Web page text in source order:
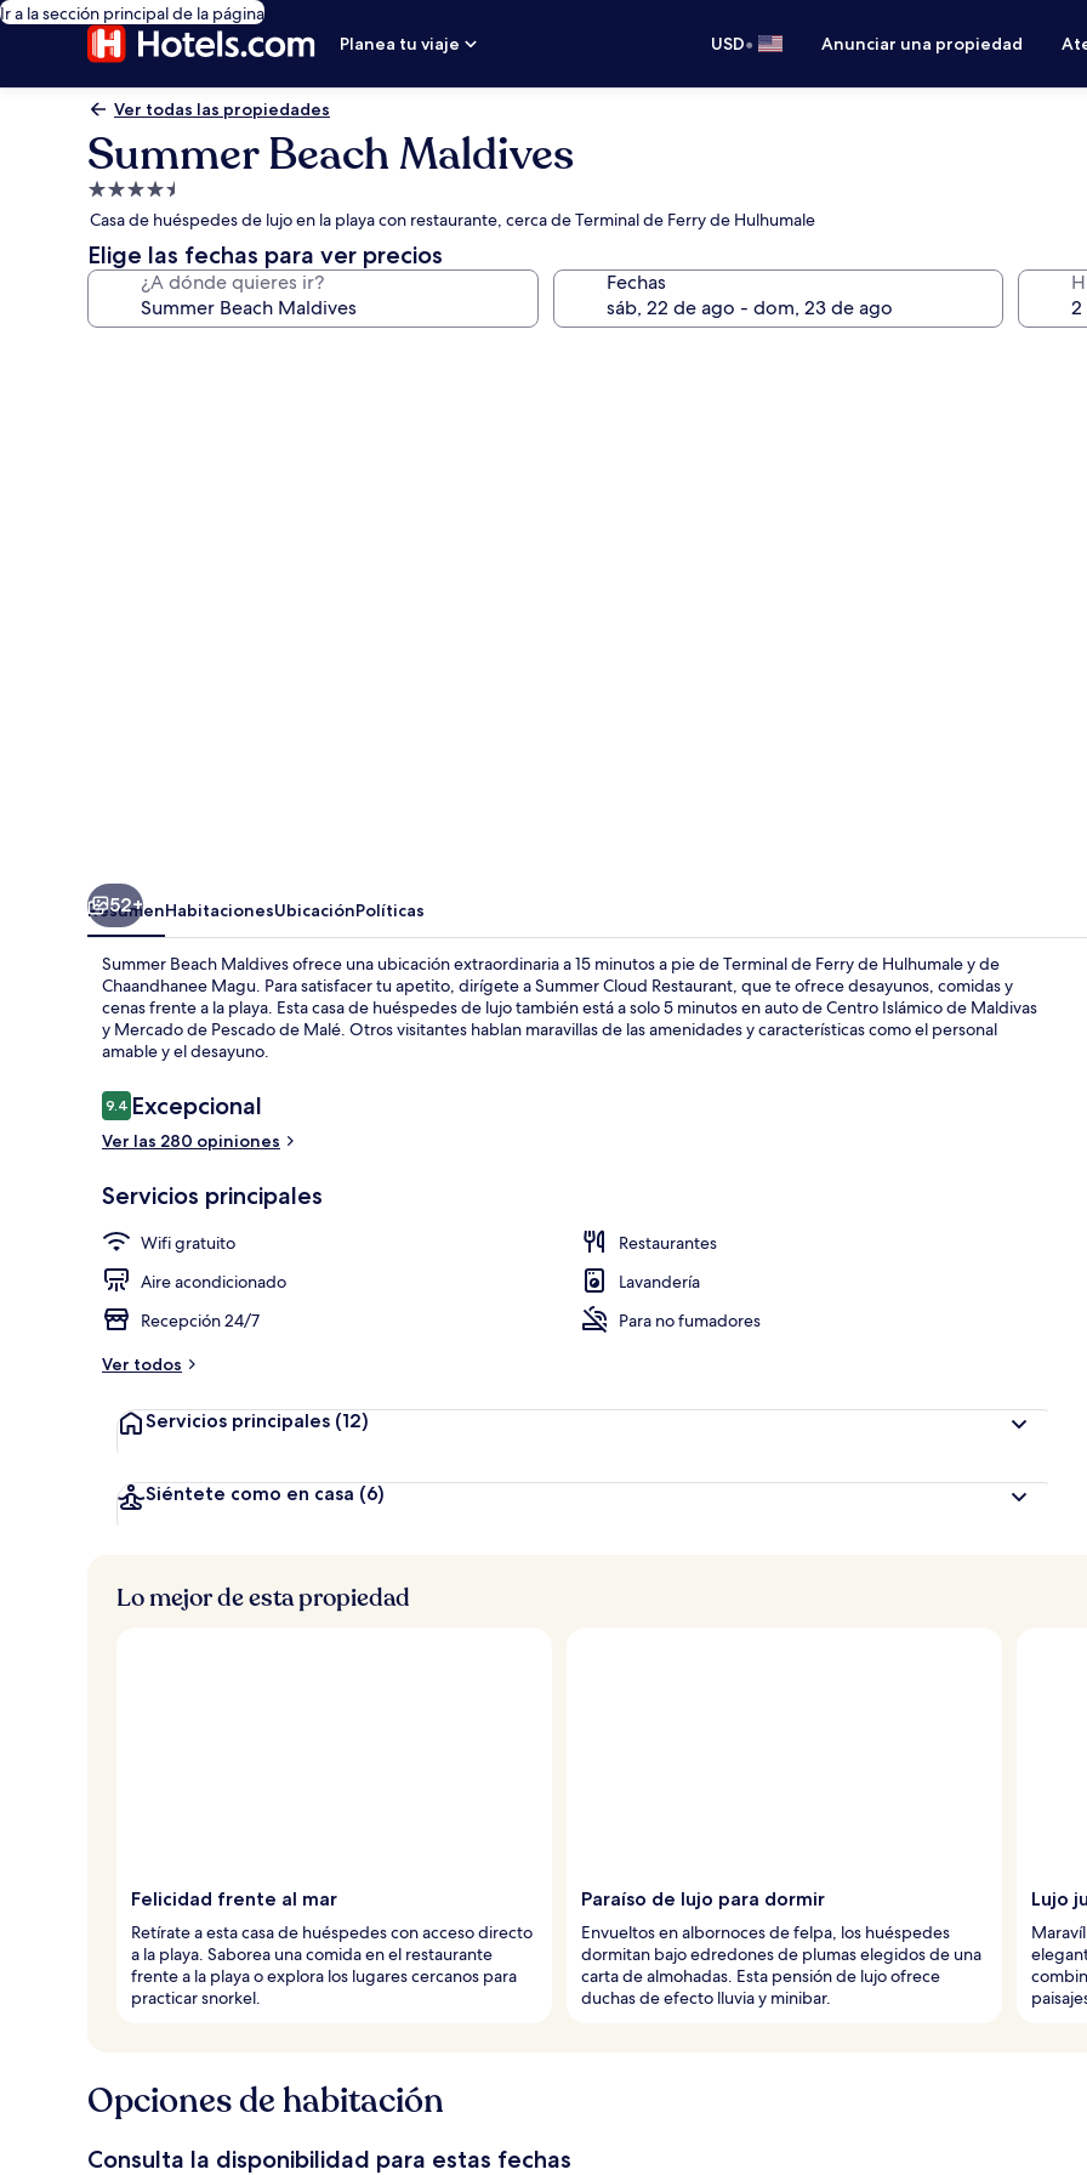
Ir a la sección principal de la página
Planea tu viaje
USD• Anunciar una propiedad
Ver todas las propiedades
Summer Beach Maldives
Propiedad
de
4.5
estrellas
Casa de huéspedes de lujo en la playa con restaurante, cerca de Terminal de Ferry de Hulhumale
Elige las fechas para ver precios
¿A dónde quieres ir? Fechas
Se sirven
52+
ResumenHabitacionesUbicaciónPolíticas
Summer Beach Maldives ofrece una ubicación extraordinaria a 15 minutos a pie de Terminal de Ferry de Hulhumale y de
Chaandhanee Magu. Para satisfacer tu apetito, dirígete a Summer Cloud Restaurant, que te ofrece desayunos, comidas y
cenas frente a la playa. Esta casa de huéspedes de lujo también está a solo 5 minutos en auto de Centro Islámico de Maldivas
y Mercado de Pescado de Malé. Otros visitantes hablan maravillas de las amenidades y características como el personal
amable y el desayuno.
Opiniones
9.49.4 de 10,
Excepcional
Ver las 280 opiniones
Servicios principales
Wifi gratuito
Restaurantes
Aire acondicionado
Lavandería
Recepción 24/7
Para no fumadores
Ver todos
Servicios principales (12)
Siéntete como en casa (6)
Lo mejor de esta propiedad
Felicidad frente al mar
Retírate a esta casa de huéspedes con acceso directo
a la playa. Saborea una comida en el restaurante
frente a la playa o explora los lugares cercanos para
practicar snorkel.
Paraíso de lujo para dormir
Envueltos en albornoces de felpa, los huéspedes
dormitan bajo edredones de plumas elegidos de una
carta de almohadas. Esta pensión de lujo ofrece
duchas de efecto lluvia y minibar.
Lujo
Opciones de habitación
Consulta la disponibilidad para estas fechas